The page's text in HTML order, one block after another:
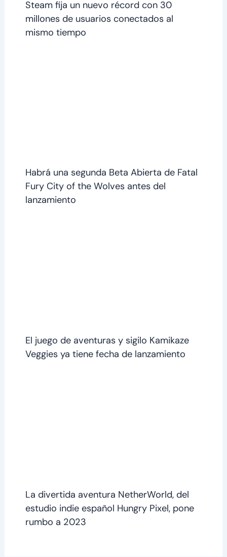
Steam fija un nuevo récord con 30
millones de usuarios conectados al
mismo tiempo
Habrá una segunda Beta Abierta de Fatal
Fury City of the Wolves antes del
lanzamiento
El juego de aventuras y sigilo Kamikaze
Veggies ya tiene fecha de lanzamiento
La divertida aventura NetherWorld, del
estudio indie español Hungry Pixel, pone
rumbo a 2023